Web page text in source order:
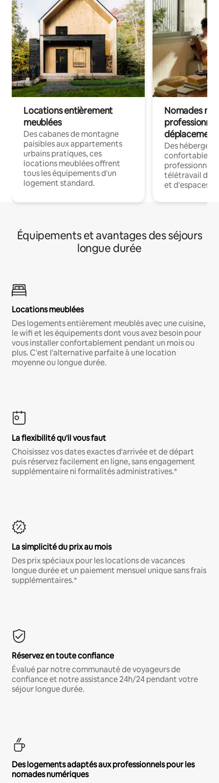
Locations entièrement
meublées
Des cabanes de montagne
paisibles aux appartements
urbains pratiques, ces
locations meublées offrent
tous les équipements d'un
logement standard.
Nomades
déplacement
Des
confortables
professionnels
télétravail
et d'espaces
Équipements et avantages des séjours
longue durée
Locations meublées
Des logements entièrement meublés avec une cuisine,
le wifi et les équipements dont vous avez besoin pour
vous installer confortablement pendant un mois ou
plus. C'est l'alternative parfaite à une location
moyenne ou longue durée.
La flexibilité qu'il vous faut
Choisissez vos dates exactes d'arrivée et de départ
puis réservez facilement en ligne, sans engagement
supplémentaire ni formalités administratives.*
La simplicité du prix au mois
Des prix spéciaux pour les locations de vacances
longue durée et un paiement mensuel unique sans frais
supplémentaires.*
Réservez en toute confiance
Évalué par notre communauté de voyageurs de
confiance et notre assistance 24h/24 pendant votre
séjour longue durée.
Des logements adaptés aux professionnels pour les
nomades numériques